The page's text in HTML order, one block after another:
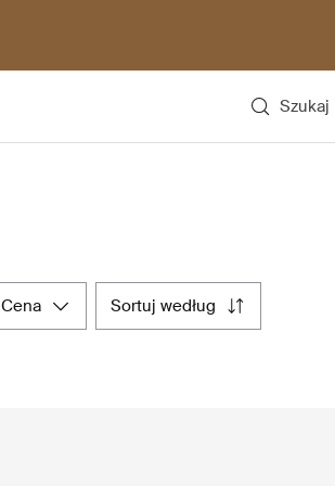
Szukaj
cena sortuj według